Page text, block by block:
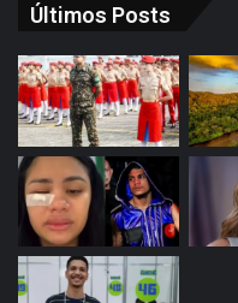
Últimos Posts